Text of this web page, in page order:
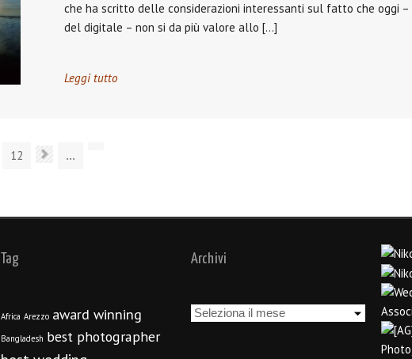
che ha scritto delle considerazioni interessanti sul fatto che oggi –
del digitale – non si da più valore allo […]
Leggi tutto
12 ...
Tag
Africa Arezzo award winning
Bangladesh best photographer
Archivi
Archivi